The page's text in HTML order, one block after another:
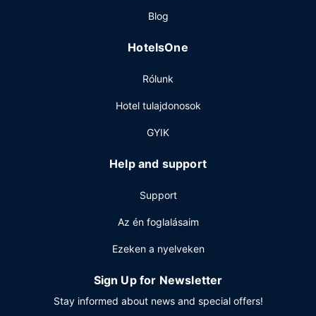
Park/Regina East a helyi snack bár/delikát kínálatával tud
szolgálnak fel ingyenes reggeli naponta 6:00 és 10:00
A szálláshelyen business center, gyorsított kijelentkezési
lehetőség és ingyenes újságok is igénybe vehető. Emerald
1225 négyzetláb (114 négyzetméter) konferenciatér és
tárgyalóterem céljára fenntartott területtel rendelkezik. Az
parkolás biztosított a helyszínen.
Blog
HotelsOne
Rólunk
Hotel tulajdonosok
GYIK
Help and support
Support
Az én foglalásaim
Ezeken a nyelveken
Sign Up for Newsletter
Stay informed about news and special offers!